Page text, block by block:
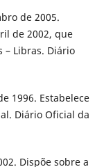
de 2005.
de 2002, que
– Libras. Diário
1996. Estabelece
Diário Oficial da
Dispõe sobre a